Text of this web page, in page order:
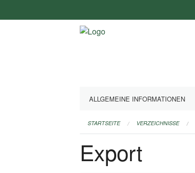
überspringen
ALLGEMEINE INFORMATIONEN
STARTSEITE VERZEICHNISSE
Export